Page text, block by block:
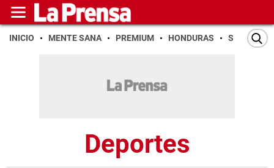
INICIO MENTE SANA PREMIUM HONDURAS SAN PEDRO
Deportes